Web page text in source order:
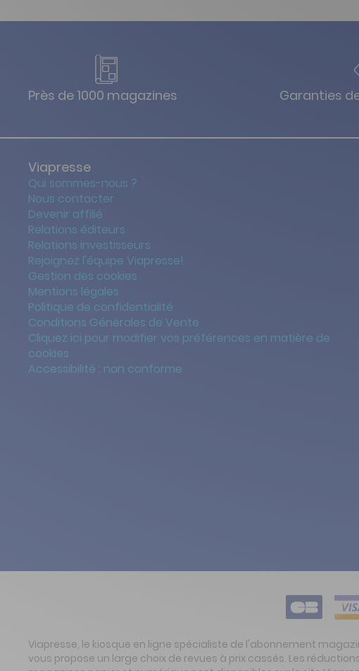
Près de 1000 magazines Garanties
Viapresse
Qui sommes-nous ?
Nous contacter
Devenir affilié
Relations éditeurs
Relations investisseurs
Rejoignez l'équipe Viapresse!
Gestion des cookies
Mentions légales
Politique de confidentialité
Conditions Générales de Vente
Cliquez ici pour modifier vos préférences en matière de
cookies
Accessibilité : non conforme
Viapresse, le kiosque en ligne spécialiste de l'abonnement
vous propose un large choix de revues à prix cassés. Les